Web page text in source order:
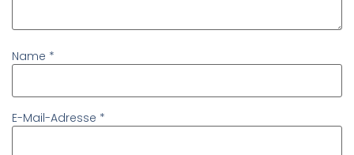
Name *
E-Mail-Adresse *